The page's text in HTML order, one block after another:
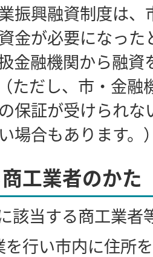
振興融資制度は
金が必要になった
金融機関から融資
ただし、市・金融
保証が受けられな
場合もあります。
工業者のかた
該当する商工業者
を行い市内に住所